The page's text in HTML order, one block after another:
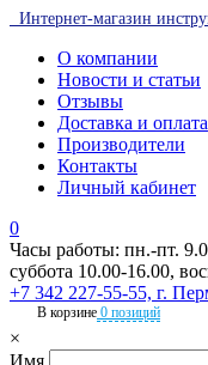
Интернет-магазин
О компании
Новости и статьи
Отзывы
Доставка и оплата
Производители
Контакты
Личный кабинет
0
Часы работы: пн.-пт.
суббота 10.00-16.00,
+7 342 227-55-55, г.
В корзине 0 позиций
×
Имя